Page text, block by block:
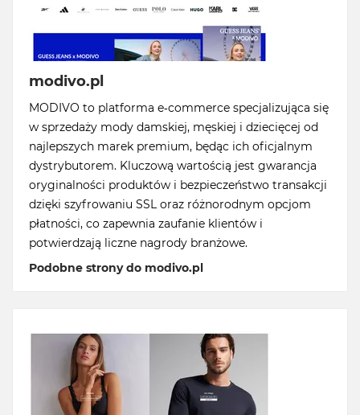
modivo.pl
MODIVO to platforma e-commerce specjalizująca się
w sprzedaży mody damskiej, męskiej i dziecięcej od
najlepszych marek premium, będąc ich oficjalnym
dystrybutorem. Kluczową wartością jest gwarancja
oryginalności produktów i bezpieczeństwo transakcji
dzięki szyfrowaniu SSL oraz różnorodnym opcjom
płatności, co zapewnia zaufanie klientów i
potwierdzają liczne nagrody branżowe.
Podobne strony do modivo.pl